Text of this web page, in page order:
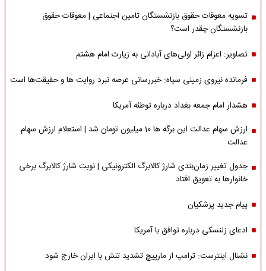
تسویه معوقات حقوق بازنشستگان تامین اجتماعی | معوقات حقوق
بازنشستگان چقدر است؟
تصاویر: اعزام زائر اولی‌های آبادانی به زیارت امام هشتم
فرمانده نیروی زمینی سپاه: خبررسانی عرصه نبرد روایت ها و حقیقت‌ها است
هشدار امام جمعه بغداد درباره توطئه آمریکا
ارزش سهام عدالت این برگه ها 10 میلیون تومان شد | استعلام ارزش سهام
عدالت
جدول تغییر زمان‌بندی شارژ کالابرگ الکترونیکی | نوبت شارژ کالابرگ برخی
خانوارها به تعویق افتاد
پیام جدید پزشکیان
ادعای زلنسکی درباره توافق با آمریکا
نشنال اینترست: ترامپ از مارپیچ تشدید تنش با ایران خارج شود